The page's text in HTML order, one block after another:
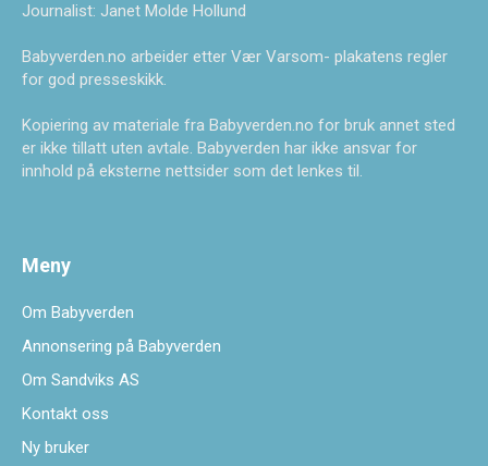
Journalist: Janet Molde Hollund
Babyverden.no arbeider etter Vær Varsom- plakatens regler
for god presseskikk.
Kopiering av materiale fra Babyverden.no for bruk annet sted
er ikke tillatt uten avtale. Babyverden har ikke ansvar for
innhold på eksterne nettsider som det lenkes til.
Meny
Om Babyverden
Annonsering på Babyverden
Om Sandviks AS
Kontakt oss
Ny bruker